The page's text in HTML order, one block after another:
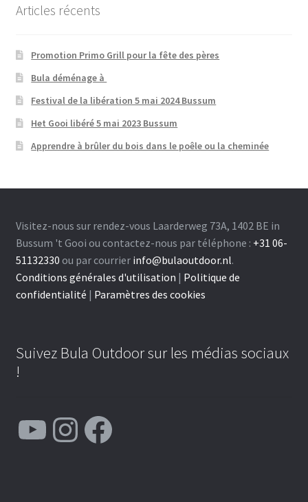
Articles récents
Promotion Primo Grill pour la fête des pères
Bula déménage à
Festival de la libération 5 mai 2024 Bussum
Het Gooi libéré 5 mai 2023 Bussum
Apprendre à brûler du bois dans le poêle ou la cheminée
Visitez-nous sur rendez-vous Laarderweg 73A, 1402 BE in
Bussum 't Gooi ou contactez-nous par téléphone : +31 06-
51132330 ou par courrier info@bulaoutdoor.nl.
Conditions générales d'utilisation | Politique de
confidentialité | Paramètres des cookies
Suivez Bula Outdoor sur les médias sociaux
!
YouTube Instagram Facebook